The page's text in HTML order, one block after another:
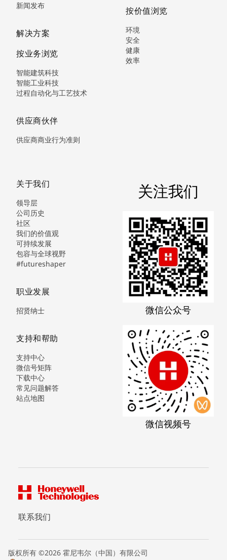
新闻发布
解决方案
按业务浏览
智能建筑科技
智能工业科技
过程自动化与工艺技术
供应商伙伴
供应商商业行为准则
按价值浏览
环境
安全
健康
效率
关于我们
领导层
公司历史
社区
我们的价值观
可持续发展
包容与全球视野
#futureshaper
职业发展
招贤纳士
支持和帮助
支持中心
微信号矩阵
下载中心
常见问题解答
站点地图
关注我们
微信公众号
微信视频号
联系我们
版权所有 ©2026 霍尼韦尔（中国）有限公司